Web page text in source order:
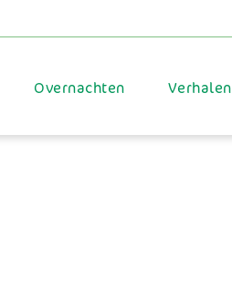
Overnachten Verhalen